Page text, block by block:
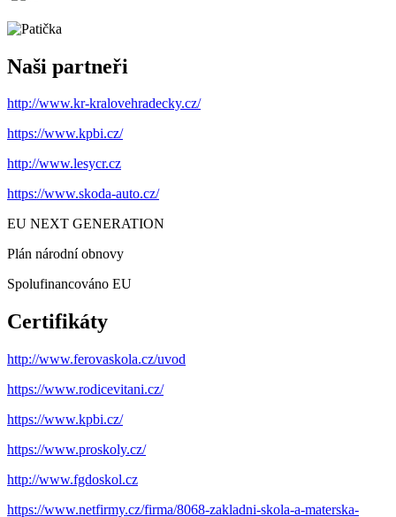
Naši partneři
http://www.kr-kralovehradecky.cz/
https://www.kpbi.cz/
http://www.lesycr.cz
https://www.skoda-auto.cz/
EU NEXT GENERATION
Plán národní obnovy
Spolufinancováno EU
Certifikáty
http://www.ferovaskola.cz/uvod
https://www.rodicevitani.cz/
https://www.kpbi.cz/
https://www.proskoly.cz/
http://www.fgdoskol.cz
https://www.netfirmy.cz/firma/8068-zakladni-skola-a-materska-